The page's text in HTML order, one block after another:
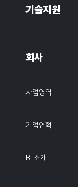
기술지원
회사
사업영역
기업연혁
BI 소개